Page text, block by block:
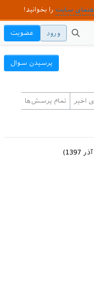
سایت را بخوانید!
ورود عضویت
پرسیدن سوال
اخیر تمام پرسش‌ها